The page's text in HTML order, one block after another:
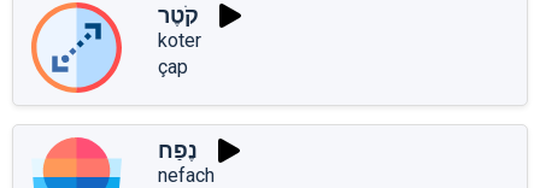
קֹטֶר
koter
çap
נֶפַח
nefach